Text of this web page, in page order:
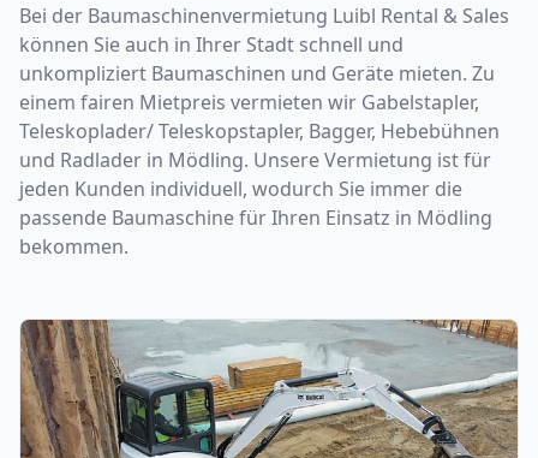
Bei der Baumaschinenvermietung Luibl Rental & Sales
können Sie auch in Ihrer Stadt schnell und
unkompliziert Baumaschinen und Geräte mieten. Zu
einem fairen Mietpreis vermieten wir Gabelstapler,
Teleskoplader/ Teleskopstapler, Bagger, Hebebühnen
und Radlader in Mödling. Unsere Vermietung ist für
jeden Kunden individuell, wodurch Sie immer die
passende Baumaschine für Ihren Einsatz in Mödling
bekommen.